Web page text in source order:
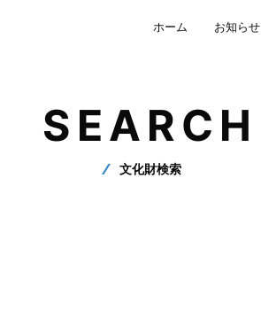
ホーム お知らせ
SEARCH
文化財検索